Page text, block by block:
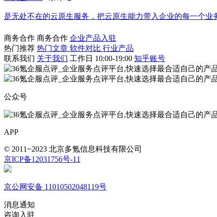
是无处不在的云原生服务，把云原生能力带入企业的每一个业
商务合作 商务合作 企业产品入驻
热门推荐 热门文章 软件对比 行业产品
联系我们 关于我们 工作日 10:00-19:00 知乎账号
公众号
APP
© 2011~2023 北京多氪信息科技有限公司
京ICP备12031756号-11
京公网安备 11010502048119号
消息通知
咨询入驻